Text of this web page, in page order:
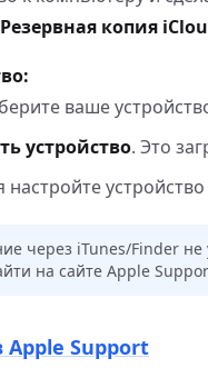
Резервная копия
ваше
устройство. Это
через iTunes/Finder
на сайте Apple
Support